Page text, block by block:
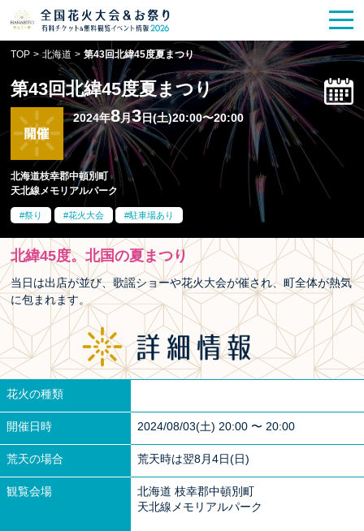
花火大会
HANABITOの道
有料観覧席 販売一覧
ポスター一覧
SPICE
今週末開催花火・祭一覧
TOP
TOP > 北海道 > 第43回北緯45度夏まつり
第43回北緯45度夏まつり
2024年8月3日(土)20:00〜20:00
北海道枝幸郡中頓別町
天北線メモリアルパーク
祭り 花火大会 駐車場あり
北緯45度。北国の夏まつり
当日は出店が並び、歌謡ショーや花火大会が催され、町全体が熱気
に包まれます。
花火の種類
開催日時 2024/08/03(土) 20:00 〜 20:00
荒天の場合 荒天時は翌8月4日(日)
観覧会場
北海道 枝幸郡中頓別町
天北線メモリアルパーク